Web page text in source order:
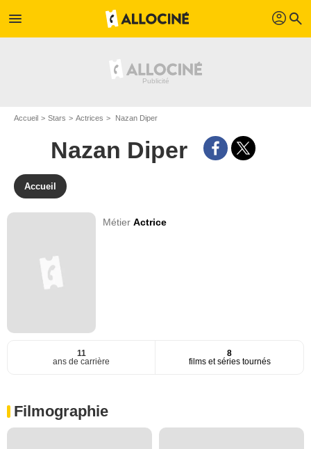
menu profil search
Accueil Stars Actrices Nazan Diper
Nazan Diper
Accueil
MétierActrice
11
ans de carrière
8
films et séries tournés
Filmographie